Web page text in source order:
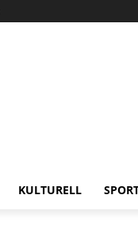
KULTURELL